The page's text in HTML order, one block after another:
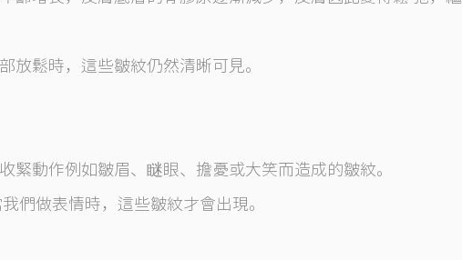
鬆時，這些皺紋仍然清晰可見。
動作例如皺眉、瞇眼、擔憂或大笑而造成的皺紋。
們做表情時，這些皺紋才會出現。